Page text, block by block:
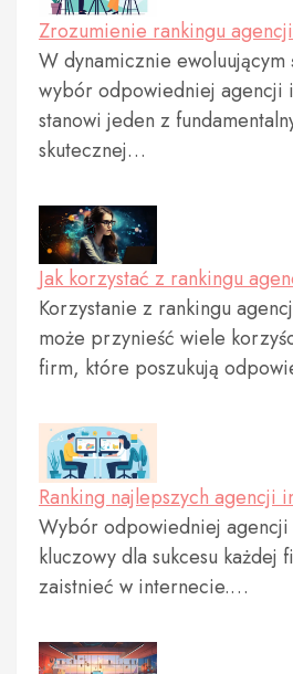
Zrozumienie rankingu
W dynamicznie
wybór odpowiedniej agencji
stanowi jeden z
skutecznej…
Jak korzystać z rankingu
Korzystanie z rankingu
może przynieść wiele
firm, które poszukują
Ranking najlepszych agencji
Wybór odpowiedniej agencji
kluczowy dla sukcesu każdej
zaistnieć w internecie.…